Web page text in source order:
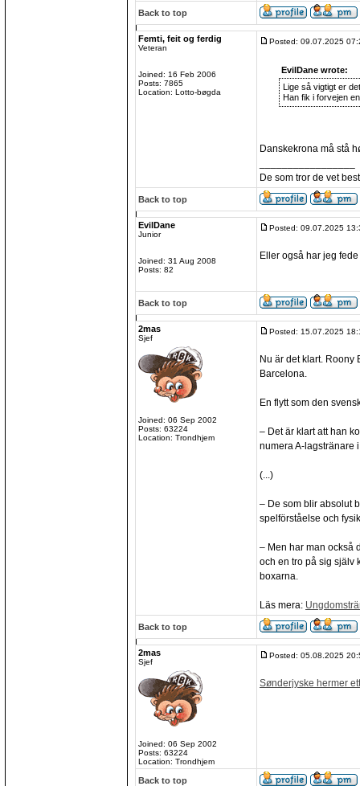
Back to top
Femti, feit og ferdig
Veteran
Joined: 16 Feb 2006
Posts: 7865
Location: Lotto-bøgda
Posted: 09.07.2025
EvilDane wrote:
Lige så vigtigt er
Han fik i forvejen
Danskekrona må stå
De som tror de vet
Back to top
EvilDane
Junior
Joined: 31 Aug 2008
Posts: 82
Posted: 09.07.2025
Eller også har jeg
Back to top
2mas
Sjef
Joined: 06 Sep 2002
Posts: 63224
Location: Trondhjem
Posted: 15.07.2025
Nu är det klart. Roony
Barcelona.
En flytt som den
– Det är klart att han
numera A-lagstränare
(...)
– De som blir absolut
spelförståelse och
– Men har man också
och en tro på sig själv
boxarna.
Läs mera:
Back to top
2mas
Sjef
Joined: 06 Sep 2002
Posts: 63224
Location: Trondhjem
Posted: 05.08.2025
Sønderjyske hermer
Back to top